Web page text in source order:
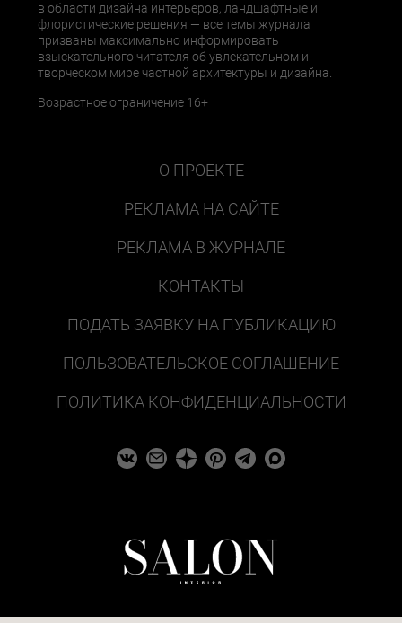
в области дизайна интерьеров, ландшафтные и
флористические решения — все темы журнала
призваны максимально информировать
взыскательного читателя об увлекательном и
творческом мире частной архитектуры и дизайна.
Возрастное ограничение 16+
О ПРОЕКТЕ
РЕКЛАМА НА САЙТЕ
РЕКЛАМА В ЖУРНАЛЕ
КОНТАКТЫ
ПОДАТЬ ЗАЯВКУ НА ПУБЛИКАЦИЮ
ПОЛЬЗОВАТЕЛЬСКОЕ СОГЛАШЕНИЕ
ПОЛИТИКА КОНФИДЕНЦИАЛЬНОСТИ